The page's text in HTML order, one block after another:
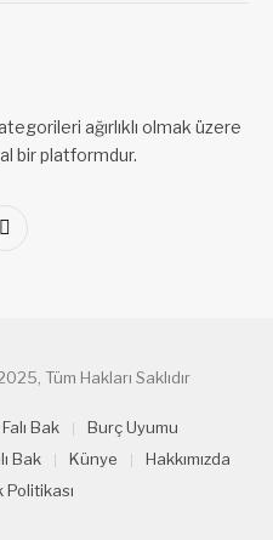
ağırlıklı olmak üzere
bir platformdur.
VKontakte
Tüm Hakları Saklıdır
Bak
Burç Uyumu
Bak Künye
Hakkımızda
Politikası